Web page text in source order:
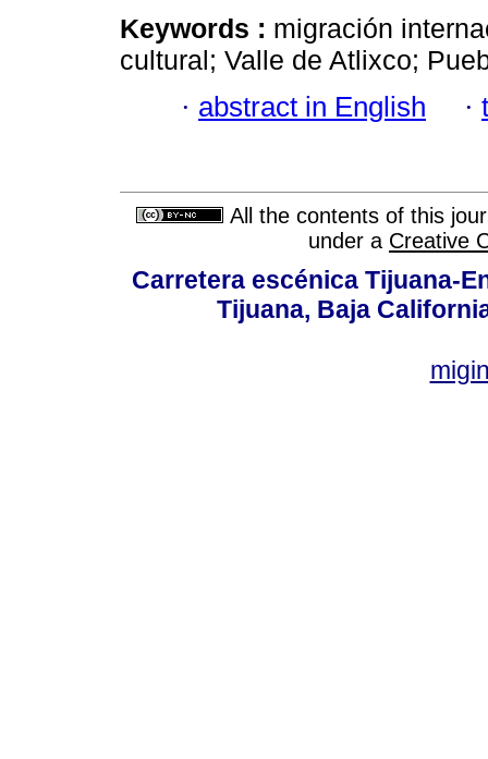
Keywords : migración
cultural; Valle de Atlixco;
· abstract in English ·
All the contents of this
under a Creative
Carretera escénica Tijuana-
Tijuana, Baja